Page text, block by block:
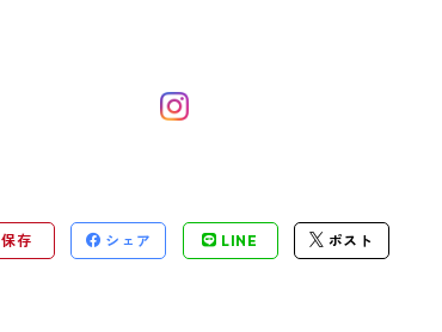
保存 シェア LINE ポスト